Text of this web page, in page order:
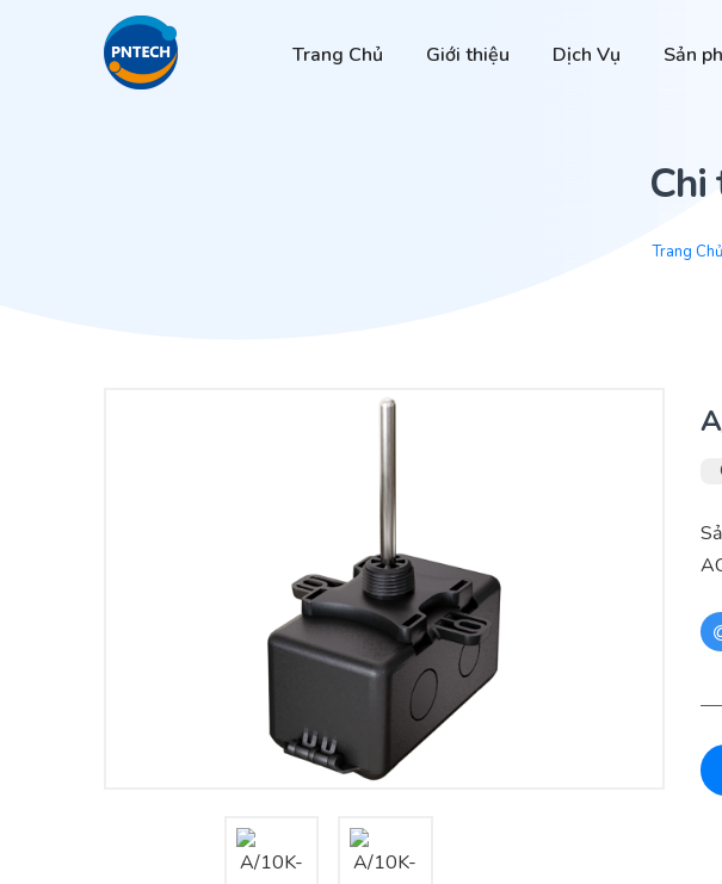
Trang Chủ Giới thiệu Dịch Vụ Sản
Chi
Trang Chủ